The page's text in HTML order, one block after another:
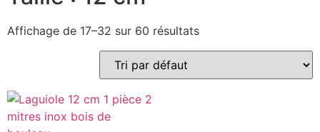
Affichage de 17–32 sur 60 résultats